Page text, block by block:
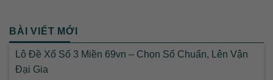
BÀI VIẾT MỚI
Lô Đề Xổ Số 3 Miền 69vn – Chọn Số Chuẩn, Lên Vận
Đại Gia